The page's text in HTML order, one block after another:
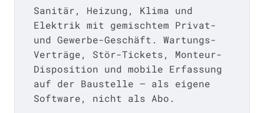
Sanitär, Heizung, Klima und
Elektrik mit gemischtem Privat-
und Gewerbe-Geschäft. Wartungs-
Verträge, Stör-Tickets, Monteur-
Disposition und mobile Erfassung
auf der Baustelle — als eigene
Software, nicht als Abo.